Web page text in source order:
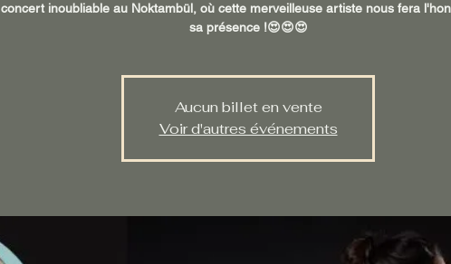
concert inoubliable au Noktambül, où cette merveilleuse artiste nous fera
sa présence !😍😍😍
Aucun billet en vente
Voir d'autres événements